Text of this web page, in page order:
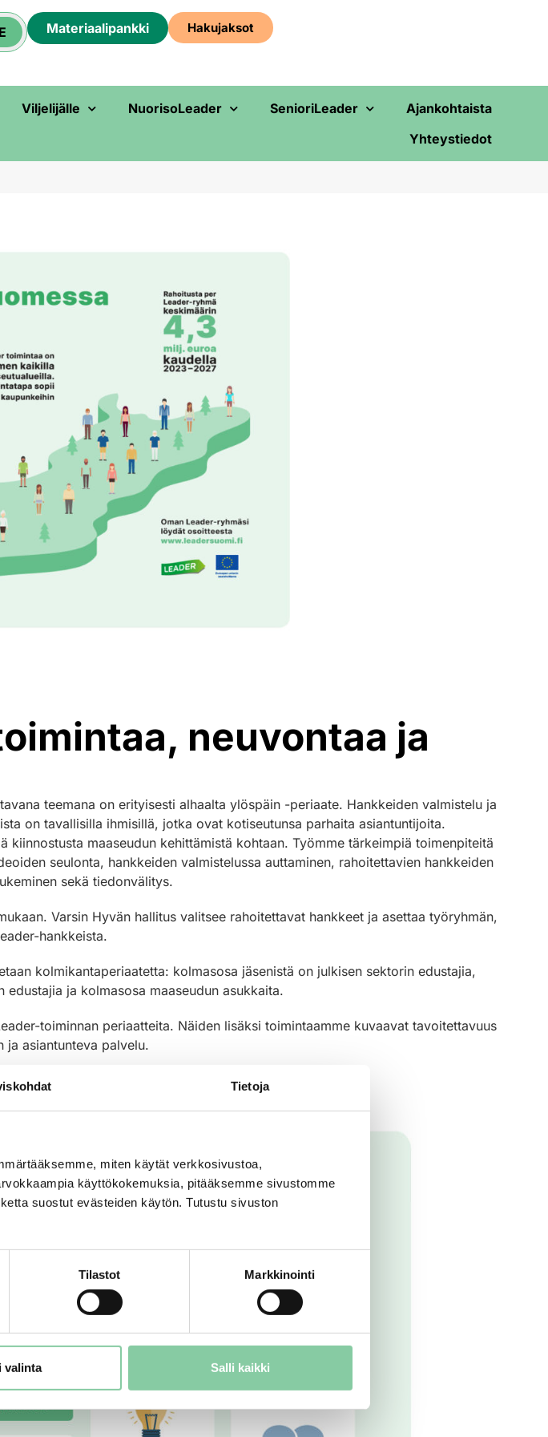
Tietoja
miten käytät verkkosivustoa,
käyttökokemuksia, pitääksemme sivustomme
suostut evästeiden käytön. Tutustu sivuston
Tilastot Markkinointi
valinta Salli kaikki
Materiaali­pankki Haku­jaksot
Viljelijälle NuorisoLeader SenioriLeader
Ajankohtaista
Yhteystiedot
neuvontaa ja
teemana on erityisesti alhaalta ylöspäin -periaate. Hankkeiden valmistelu ja
on tavallisilla ihmisillä, jotka ovat kotiseutunsa parhaita asiantuntijoita.
kiinnostusta maaseudun kehittämistä kohtaan. Työmme tärkeimpiä toimenpiteitä
seulonta, hankkeiden valmistelussa auttaminen, rahoitettavien hankkeiden
sekä tiedonvälitys.
Varsin Hyvän hallitus valitsee rahoitettavat hankkeet ja asettaa työryhmän,
hankkeista.
kolmikantaperiaatetta: kolmasosa jäsenistä on julkisen sektorin edustajia,
ja kolmasosa maaseudun asukkaita.
toiminnan periaatteita. Näiden lisäksi toimintaamme kuvaavat tavoitettavuus
ja asiantunteva palvelu.